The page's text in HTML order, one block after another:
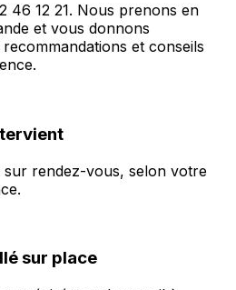
46 12 21. Nous prenons en
et vous donnons
et conseils
sur rendez-vous, selon votre
sur place